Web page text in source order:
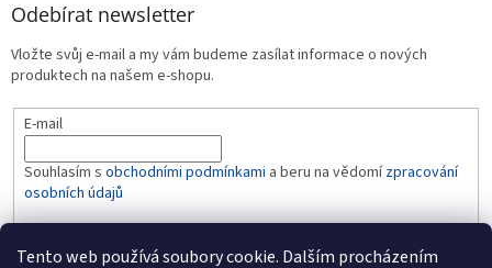
Tento web používá soubory cookie. Dalším procházením
Odebírat newsletter
Vložte svůj e-mail a my vám budeme zasílat informace o nových
produktech na našem e-shopu.
E-mail
Souhlasím s obchodními podmínkami a beru na vědomízpracování
osobních údajů
PŘIHLÁSIT SE